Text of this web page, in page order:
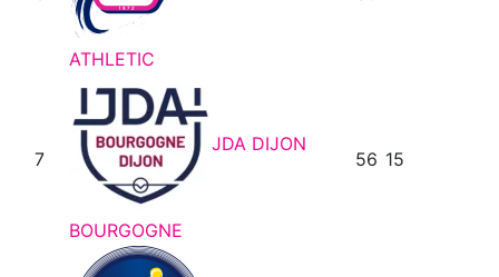
ATHLETIC
7
JDA DIJON
BOURGOGNE
56 15